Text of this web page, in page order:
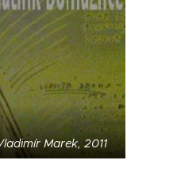
Marek, 2011